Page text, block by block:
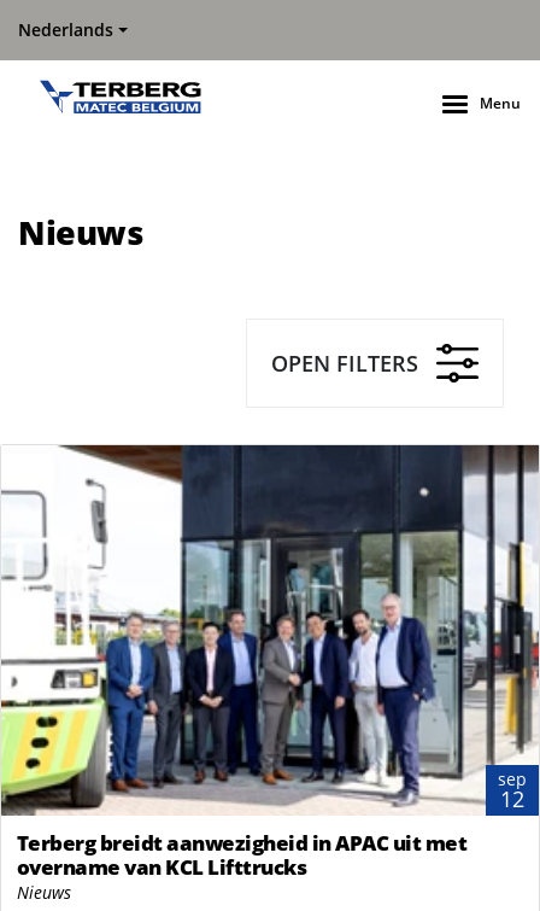
Nederlands
Menu
Nieuws
OPEN FILTERS
sep
12
Terberg breidt aanwezigheid in APAC uit met
overname van KCL Lifttrucks
Nieuws